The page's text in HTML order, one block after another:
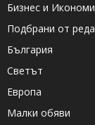
Бизнес и
Подбрани от
България
Светът
Европа
Малки обяви